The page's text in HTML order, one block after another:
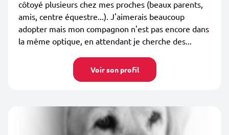
côtoyé plusieurs chez mes proches (beaux parents,
amis, centre équestre...). J'aimerais beaucoup
adopter mais mon compagnon n'est pas encore dans
la même optique, en attendant je cherche des...
Voir son profil